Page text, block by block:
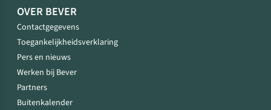
OVER BEVER
Contactgegevens
Toegankelijkheidsverklaring
Pers en nieuws
Werken bij Bever
Partners
Buitenkalender